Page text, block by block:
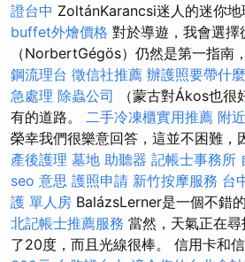
證台中 ZoltánKarancsi迷人的迷你地
buffet外燴價格 對於導遊，我會選擇
（NorbertGégös）仍然是第一指南
鋼流理台 徵信社推薦 辦護照要帶什麼
急處理 除蟲公司 （蒙古對Ákos也很
有的道路。 二手冷凍櫃實用推薦 附
榮幸我們很樂意回答，這並不困難
產後護理 墓地 助聽器 記帳士事務所
seo 意思 護照申請 新竹按摩服務 台
護 單人房 BalázsLerner是一個不錯
北記帳士推薦服務 當然，天氣正在
了20度，而且光線很棒。 信用卡和